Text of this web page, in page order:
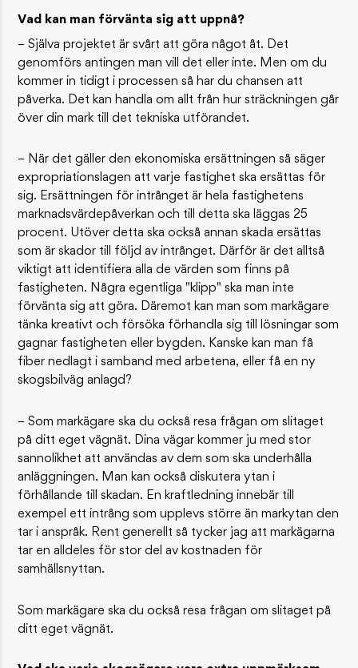
Vad kan man förvänta sig att uppnå?
– Själva projektet är svårt att göra något åt. Det
genomförs antingen man vill det eller inte. Men om du
kommer in tidigt i processen så har du chansen att
påverka. Det kan handla om allt från hur sträckningen går
över din mark till det tekniska utförandet.
– När det gäller den ekonomiska ersättningen så säger
expropriationslagen att varje fastighet ska ersättas för
sig. Ersättningen för intrånget är hela fastighetens
marknadsvärdepåverkan och till detta ska läggas 25
procent. Utöver detta ska också annan skada ersättas
som är skador till följd av intrånget. Därför är det alltså
viktigt att identifiera alla de värden som finns på
fastigheten. Några egentliga "klipp" ska man inte
förvänta sig att göra. Däremot kan man som markägare
tänka kreativt och försöka förhandla sig till lösningar som
gagnar fastigheten eller bygden. Kanske kan man få
fiber nedlagt i samband med arbetena, eller få en ny
skogsbilväg anlagd?
– Som markägare ska du också resa frågan om slitaget
på ditt eget vägnät. Dina vägar kommer ju med stor
sannolikhet att användas av dem som ska underhålla
anläggningen. Man kan också diskutera ytan i
förhållande till skadan. En kraftledning innebär till
exempel ett intrång som upplevs större än markytan den
tar i anspråk. Rent generellt så tycker jag att markägarna
tar en alldeles för stor del av kostnaden för
samhällsnyttan.
Som markägare ska du också resa frågan om slitaget på
ditt eget vägnät.